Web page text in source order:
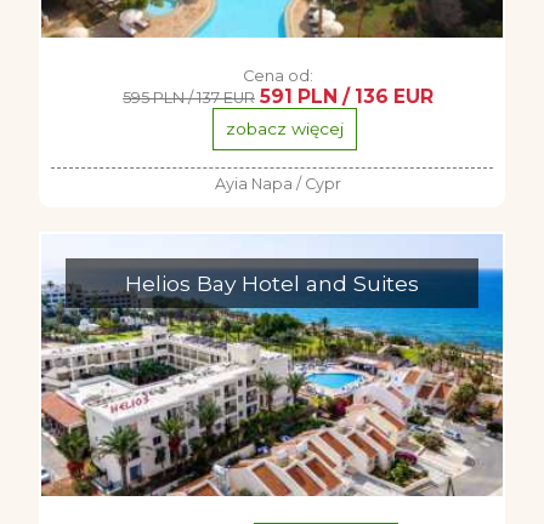
Cena od:
595 PLN / 137 EUR 591 PLN / 136 EUR
zobacz więcej
Ayia Napa / Cypr
Helios Bay Hotel and Suites